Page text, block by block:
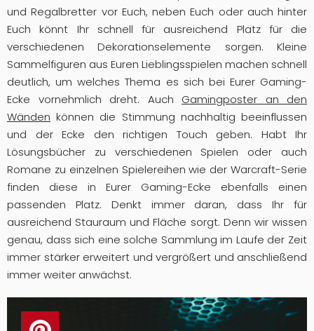
und Regalbretter vor Euch, neben Euch oder auch hinter
Euch könnt Ihr schnell für ausreichend Platz für die
verschiedenen Dekorationselemente sorgen. Kleine
Sammelfiguren aus Euren Lieblingsspielen machen schnell
deutlich, um welches Thema es sich bei Eurer Gaming-
Ecke vornehmlich dreht. Auch Gamingposter an den
Wänden können die Stimmung nachhaltig beeinflussen
und der Ecke den richtigen Touch geben. Habt Ihr
Lösungsbücher zu verschiedenen Spielen oder auch
Romane zu einzelnen Spielereihen wie der Warcraft-Serie
finden diese in Eurer Gaming-Ecke ebenfalls einen
passenden Platz. Denkt immer daran, dass Ihr für
ausreichend Stauraum und Fläche sorgt. Denn wir wissen
genau, dass sich eine solche Sammlung im Laufe der Zeit
immer stärker erweitert und vergrößert und anschließend
immer weiter anwächst.